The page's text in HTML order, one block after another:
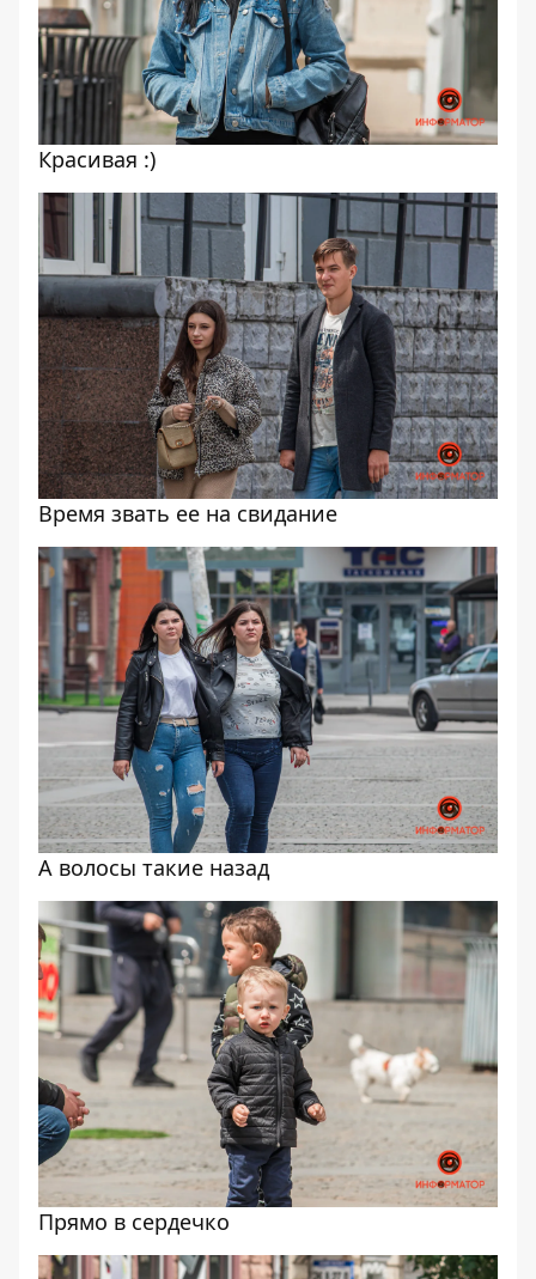
Красивая :)
Время звать ее на свидание
А волосы такие назад
Прямо в сердечко